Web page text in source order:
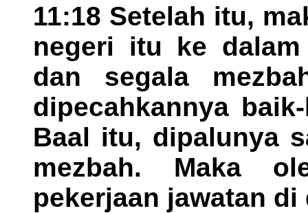
11:18 Setelah itu,
negeri itu ke
dan segala
dipecahkannya
Baal itu, dipalunya
mezbah. Maka
pekerjaan jawatan di